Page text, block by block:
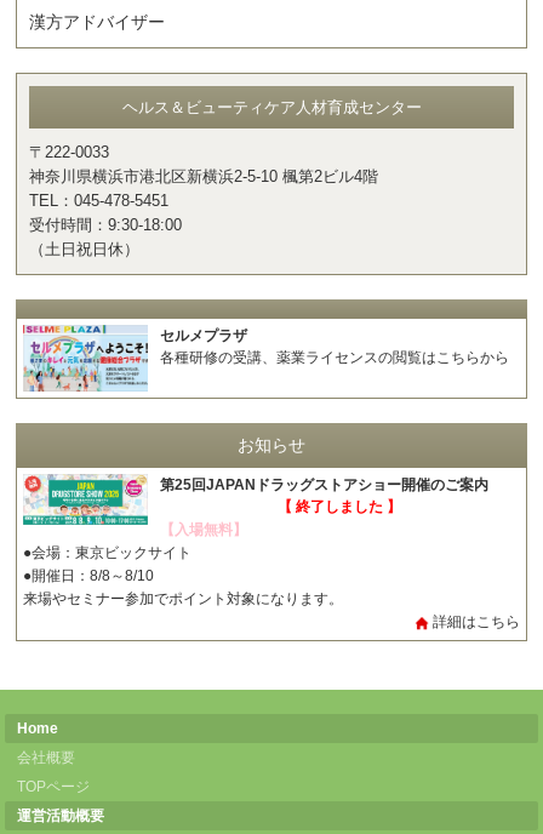
漢方アドバイザー
ヘルス＆ビューティケア人材育成センター
〒222-0033
神奈川県横浜市港北区新横浜2-5-10 楓第2ビル4階
TEL：045-478-5451
受付時間：9:30-18:00
（土日祝日休）
セルメプラザ
各種研修の受講、薬業ライセンスの閲覧はこちらから
お知らせ
第25回JAPANドラッグストアショー開催のご案内
【 終了しました 】
【入場無料】
●会場：東京ビックサイト
●開催日：8/8～8/10
来場やセミナー参加でポイント対象になります。
詳細はこちら
Home
会社概要
TOPページ
運営活動概要